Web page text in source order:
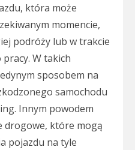
która może
momencie,
podróży lub w trakcie
W takich
sposobem na
samochodu
Innym powodem
drogowe, które mogą
pojazdu na tyle